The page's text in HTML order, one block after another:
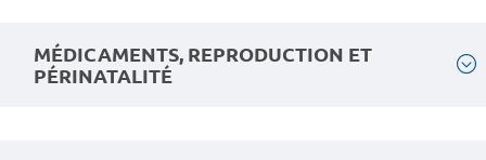
MÉDICAMENTS, REPRODUCTION ET
PÉRINATALITÉ